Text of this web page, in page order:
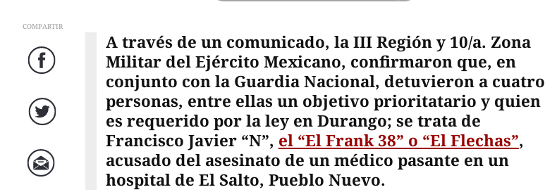
COMPARTIR
Facebook
Twitter
Correo
A través de un comunicado, la III Región y 10/a. Zona
Militar del Ejército Mexicano, confirmaron que, en
conjunto con la Guardia Nacional, detuvieron a cuatro
personas, entre ellas un objetivo prioritatario y quien
es requerido por la ley en Durango; se trata de
Francisco Javier “N”, el “El Frank 38” o “El Flechas”,
acusado del asesinato de un médico pasante en un
hospital de El Salto, Pueblo Nuevo.